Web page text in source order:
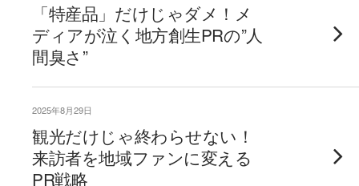
「特産品」だけじゃダメ！メ
ディアが泣く地方創生PRの”人
間臭さ”
2025年8月29日
観光だけじゃ終わらせない！
来訪者を地域ファンに変える
PR戦略